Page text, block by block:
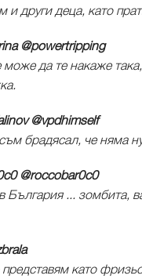
и други деца, като
Aleksandrina ‏@powertripping
да те накаже
Dimitar Kalinov ‏@vpdhimself
брадясал, че няма
roccobar0c0 ‏@roccobar0c0
България ... зомбита,
представям като